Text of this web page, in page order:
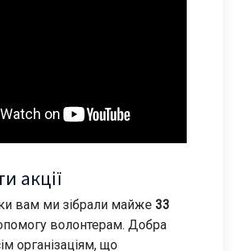
акції
вам ми зібрали майже 33
волонтерам. Добра
організаціям, що